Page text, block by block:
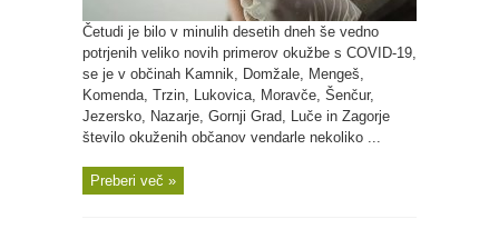
Četudi je bilo v minulih desetih dneh še vedno
potrjenih veliko novih primerov okužbe s COVID-19,
se je v občinah Kamnik, Domžale, Mengeš,
Komenda, Trzin, Lukovica, Moravče, Šenčur,
Jezersko, Nazarje, Gornji Grad, Luče in Zagorje
število okuženih občanov vendarle nekoliko ...
Preberi več »